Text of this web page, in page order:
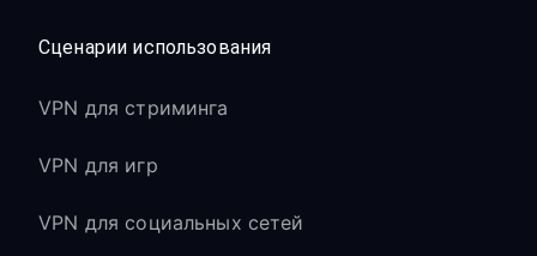
Сценарии использования
VPN для стриминга
VPN для игр
VPN для социальных сетей